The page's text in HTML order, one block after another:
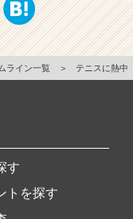
ライン一覧 ＞ テニスに熱中
す
トを探す